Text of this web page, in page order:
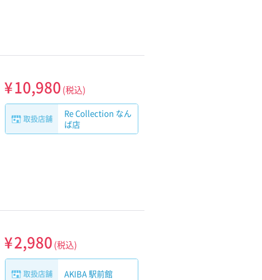
¥10,980 (税込)
取扱店舗
Re Collection なん
ば店
¥2,980 (税込)
取扱店舗 AKIBA 駅前館